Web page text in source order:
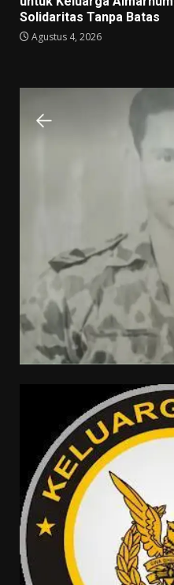
Solidaritas Tanpa Batas
Agustus 4, 2026